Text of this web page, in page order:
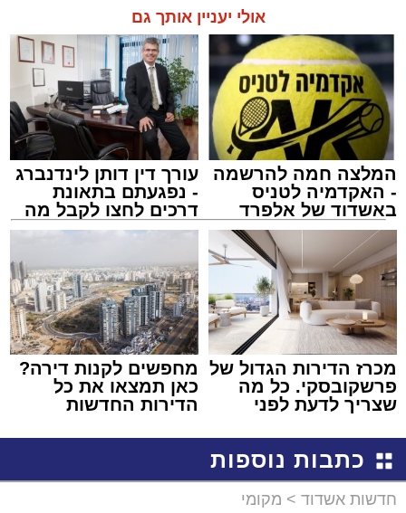
אולי יעניין אותך גם
המלצה חמה להרשמה
- האקדמיה לטניס
באשדוד של אלפרד
קריאולנסקי - לילדים
עורך דין דותן לינדנברג
- נפגעתם בתאונת
דרכים לחצו לקבל מה
שמגיע לכם
מכרז הדירות הגדול של
פרשקובסקי. כל מה
שצריך לדעת לפני
באשדוד
מחפשים לקנות דירה?
כאן תמצאו את כל
הדירות החדשות
כתבות נוספות
חדשות אשדוד > מקומי